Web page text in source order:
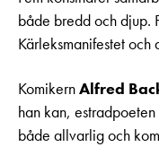
både bredd och djup.
Kärleksmanifestet
KomikernAlfred
han kan, estradpoeten
både allvarlig och